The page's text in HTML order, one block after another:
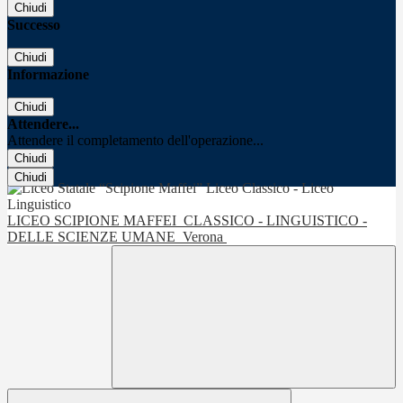
Chiudi
Successo
Chiudi
Informazione
Chiudi
Attendere...
Attendere il completamento dell'operazione...
Chiudi
Chiudi
LICEO SCIPIONE MAFFEI CLASSICO - LINGUISTICO -
DELLE SCIENZE UMANE Verona